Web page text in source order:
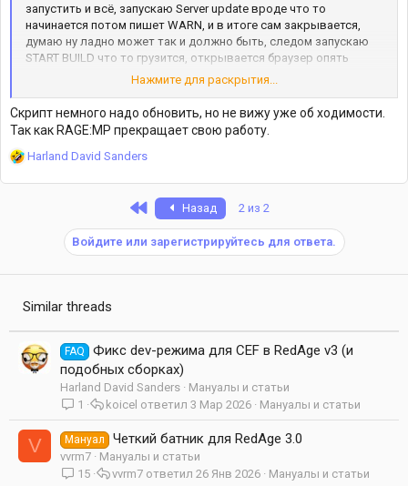
запустить и всё, запускаю Server update вроде что то
начинается потом пишет WARN, и в итоге сам закрывается,
думаю ну ладно может так и должно быть, следом запускаю
START BUILD что то грузится, открывается браузер опять
грузит в консоли, потом просто консоль закрывается и всё,
помоги пожалуйста решить проблему. Node установленно
Нажмите для раскрытия...
Скрипт немного надо обновить, но не вижу уже об ходимости.
Так как RAGE:MP прекращает свою работу.
Р
а
Harland David Sanders
Назад 2 из 2
Войдите или зарегистрируйтесь для ответа.
Similar threads
FAQ
Фикс dev-режима для CEF в RedAge v3 (и
подобных сборках)
Harland David Sanders
Мануалы и статьи
1
Мануалы и статьи
3 Мар 2026
koicel
V Мануал Четкий батник для RedAge 3.0
vvrm7
Мануалы и статьи
15
Мануалы и статьи
26 Янв 2026
vvrm7